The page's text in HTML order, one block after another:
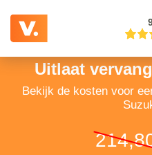
Uitlaat
Bekijk de kosten voor